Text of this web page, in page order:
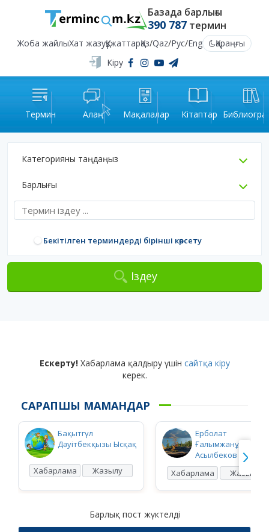
Базада барлығы
390 787термин
Жоба жайлыХат жазуҚұжаттарҚаз/Qaz/Рус/Eng
Қараңғы
Кіру
Термин Алаң Мақалалар Кітаптар
Категорияны таңдаңыз
Барлығы
Бекітілген терминдерді бірінші көрсету
Іздеу
Ескерту!Хабарлама қалдыру үшін сайтқа кіру
керек.
САРАПШЫ МАМАНДАР
Бақытгүл
Дәуітбекқызы Ысқақ
Хабарлама Жазылу
Ерболат
Ғалымжанұлы
Асылбеков
Хабарлама
Жазылу
Барлық пост жүктелді